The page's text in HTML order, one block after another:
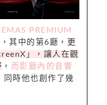
PREMIUM
其中的第6廳，
更
」，讓人在觀
， 而影廳內的音響
同時他也創作了幾